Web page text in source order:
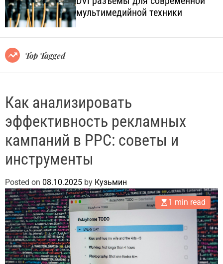
l
.
c
o
m
o
l
e
мультимедийной техники
Top Tagged
Как анализировать
эффективность рекламных
кампаний в PPC: советы и
инструменты
Posted on 08.10.2025 by Кузьмин
1 min read